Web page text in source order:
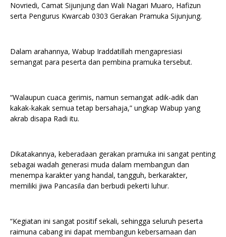
Novriedi, Camat Sijunjung dan Wali Nagari Muaro, Hafizun
serta Pengurus Kwarcab 0303 Gerakan Pramuka Sijunjung.
Dalam arahannya, Wabup Iraddatillah mengapresiasi
semangat para peserta dan pembina pramuka tersebut.
“Walaupun cuaca gerimis, namun semangat adik-adik dan
kakak-kakak semua tetap bersahaja,” ungkap Wabup yang
akrab disapa Radi itu.
Dikatakannya, keberadaan gerakan pramuka ini sangat penting
sebagai wadah generasi muda dalam membangun dan
menempa karakter yang handal, tangguh, berkarakter,
memiliki jiwa Pancasila dan berbudi pekerti luhur.
“Kegiatan ini sangat positif sekali, sehingga seluruh peserta
raimuna cabang ini dapat membangun kebersamaan dan